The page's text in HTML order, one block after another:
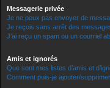
Messagerie privée
Je ne peux pas envoyer de
Je reçois sans arrêt des
J’ai reçu un spam ou un courriel
Amis et ignorés
Que sont mes listes d’amis et
Comment puis-je ajouter/